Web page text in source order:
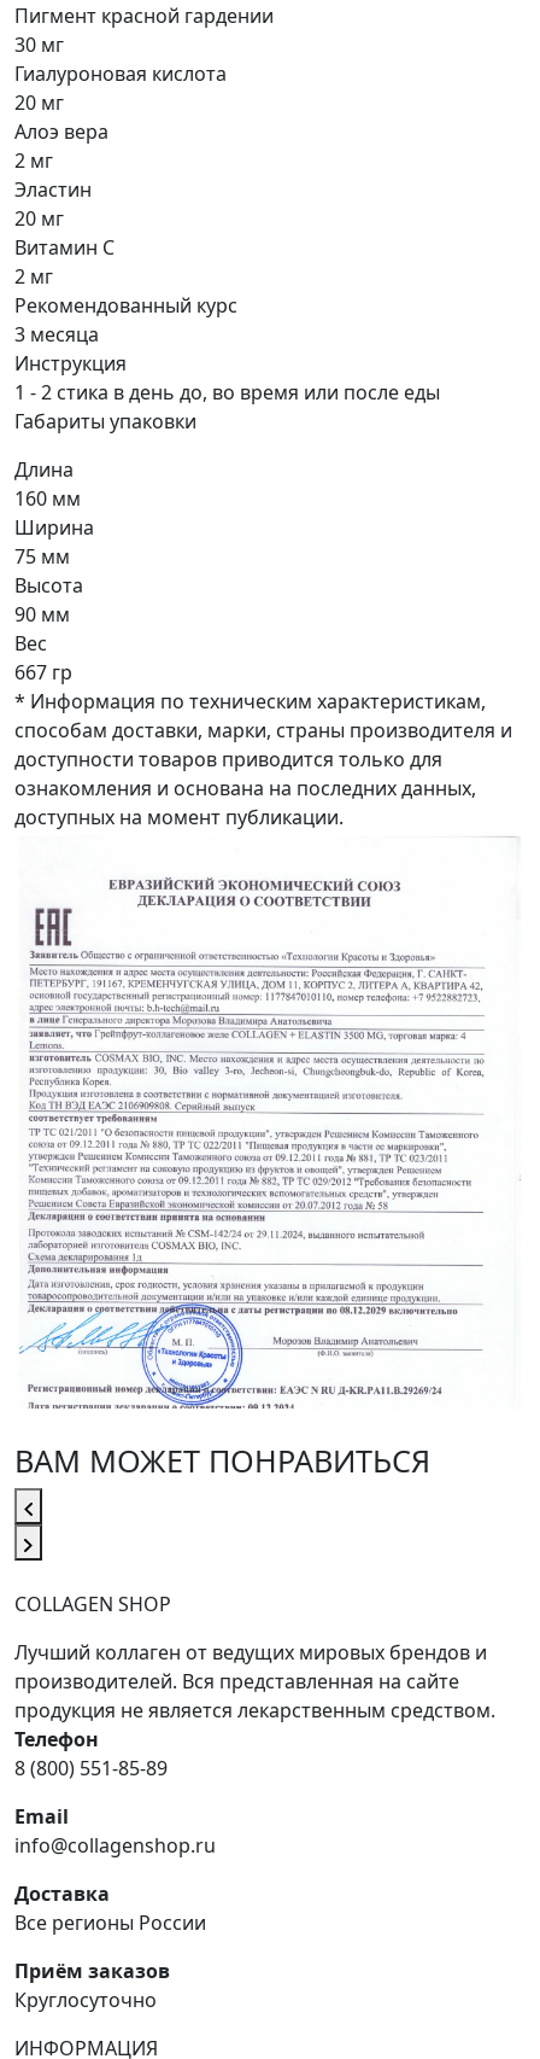
Пигмент красной гардении
30 мг
Гиалуроновая кислота
20 мг
Алоэ вера
2 мг
Эластин
20 мг
Витамин C
2 мг
Рекомендованный курс
3 месяца
Инструкция
1 - 2 стика в день до, во время или после еды
Габариты упаковки
Длина
160 мм
Ширина
75 мм
Высота
90 мм
Вес
667 гр
* Информация по техническим характеристикам,
способам доставки, марки, страны производителя и
доступности товаров приводится только для
ознакомления и основана на последних данных,
доступных на момент публикации.
ВАМ МОЖЕТ ПОНРАВИТЬСЯ
COLLAGEN SHOP
Лучший коллаген от ведущих мировых брендов и
производителей. Вся представленная на сайте
продукция не является лекарственным средством.
Телефон
8 (800) 551-85-89
Email
info@collagenshop.ru
Доставка
Все регионы России
Приём заказов
Круглосуточно
ИНФОРМАЦИЯ